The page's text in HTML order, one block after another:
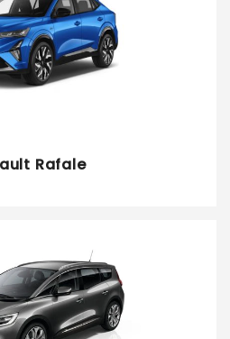
Rafale